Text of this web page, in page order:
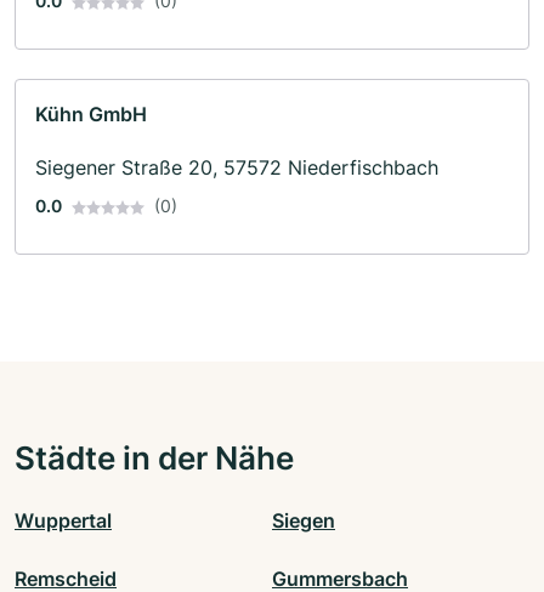
Kühn GmbH
Siegener Straße 20, 57572 Niederfischbach
0.0 (0)
Städte in der Nähe
Wuppertal Siegen
Remscheid Gummersbach